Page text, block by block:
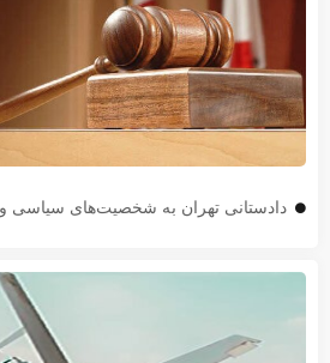
دادستانی تهران به شخصیت‌های سیاسی و